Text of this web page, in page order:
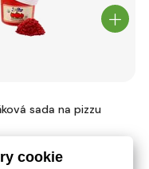
sada na pizzu